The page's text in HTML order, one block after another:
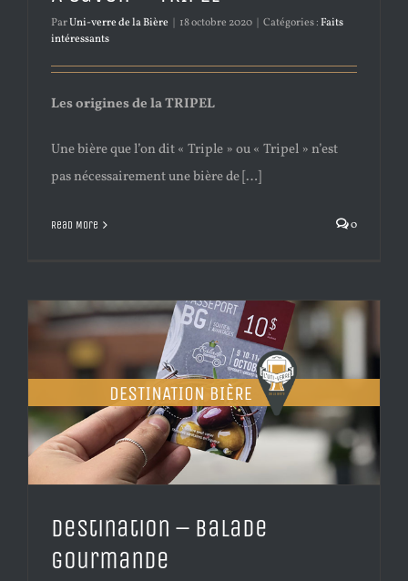
ParUni-verre de la Bière 18 octobre 2020 Catégories :Faits
intéressants
Les origines de la TRIPEL
Une bière que l’on dit « Triple » ou « Tripel » n’est
pas nécessairement une bière de […]
Read More 0
Destination – Balade
gourmande